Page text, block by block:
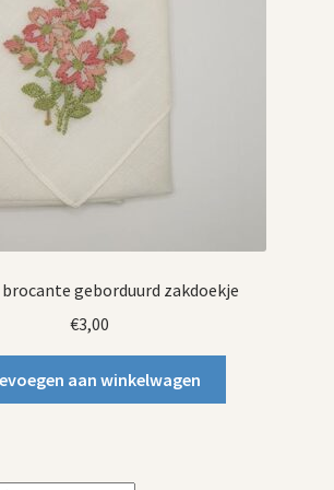
geborduurd zakdoekje
€3,00
aan winkelwagen